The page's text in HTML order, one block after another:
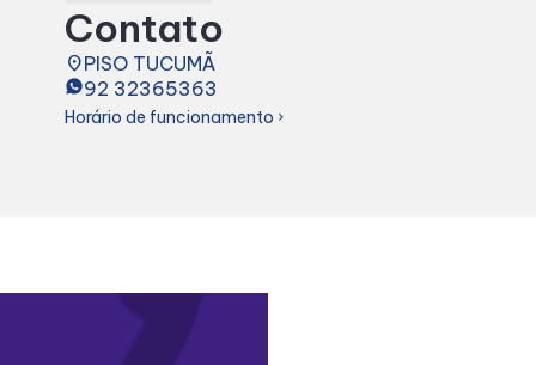
Contato
placePISO TUCUMÃ
92 32365363
Horário de funcionamento chevron_right